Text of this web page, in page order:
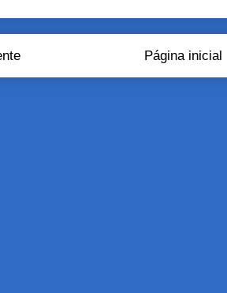
Página inicial